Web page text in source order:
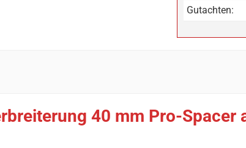
Gutachten:
40 mm Pro-Spacer